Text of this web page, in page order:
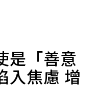
是「善意
入焦慮 增